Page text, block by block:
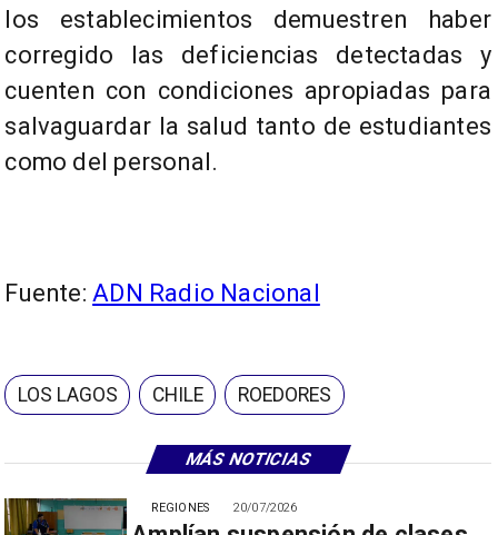
MÁS NOTICIAS
20/07/2026
REGIONES
los establecimientos demuestren haber
corregido las deficiencias detectadas y
cuenten con condiciones apropiadas para
salvaguardar la salud tanto de estudiantes
como del personal.
Fuente:ADN Radio Nacional
LOS LAGOS CHILE ROEDORES